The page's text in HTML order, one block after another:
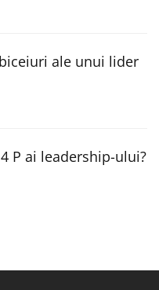
ale unui lider
P ai leadership-ului?